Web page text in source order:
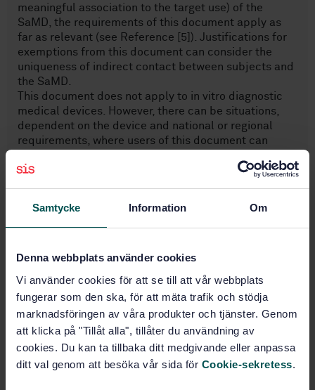
Samtycke Information Om
Denna webbplats använder cookies
Vi använder cookies för att se till att vår webbplats
fungerar som den ska, för att mäta trafik och stödja
marknadsföringen av våra produkter och tjänster. Genom
att klicka på "Tillåt alla", tillåter du användning av
cookies. Du kan ta tillbaka ditt medgivande eller anpassa
ditt val genom att besöka vår sida för Cookie-sekretess.
meaningful association to the target use) of the
SaMD, the requirements of this document apply as
far as relevant (see Reference [5]). Justifications for
exemptions from this document can consider the
uniqueness of indirect contact between subjects and
the SaMD.
This document does not apply to in vitro diagnostic
medical devices. However, there can be situations,
dependent on the device and national or regional
requirements, where users of this document can
requirements of this document, or both, can be
medicintekniska produkter
(11.100.20)
Köp denna standard